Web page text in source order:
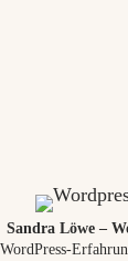
Sandra Löwe –